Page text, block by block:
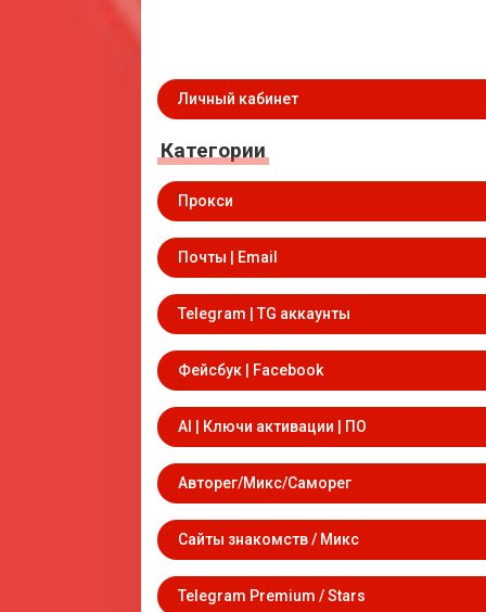
Личный кабинет
Категории
Прокси
Почты | Email
Telegram | TG аккаунты
Фейсбук | Facebook
AI | Ключи активации | ПО
Авторег/Микс/Саморег
Сайты знакомств / Микс
Telegram Premium / Stars